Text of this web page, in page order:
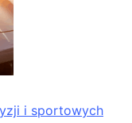
i sportowych